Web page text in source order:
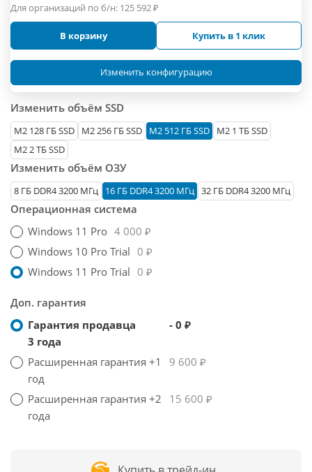
Для организаций по б/н: 125 592₽
В корзину Купить в 1 клик
Изменить конфигурацию
Изменить объём SSD
М2 128 ГБ SSD M2 256 ГБ SSD M2 512 ГБ SSD
M2 1 ТБ SSD
M2 2 ТБ SSD
Изменить объём ОЗУ
8 ГБ DDR4 3200 МГц 16 ГБ DDR4 3200 МГц 32 ГБ DDR4 3200 МГц
Операционная система
Windows 11 Pro 4 000 ₽
Windows 10 Pro Trial 0 ₽
Windows 11 Pro Trial 0 ₽
Доп. гарантия
Гарантия продавца
3 года
- 0 ₽
Расширенная гарантия +1
год
9 600 ₽
Расширенная гарантия +2
года
15 600 ₽